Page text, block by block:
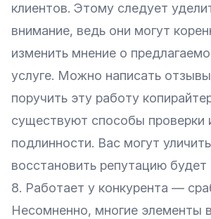
клиентов. Этому следует
внимание, ведь они могут
изменить мнение о
услуге. Можно написать
поручить эту работу
существуют способы проверки
подлинности. Вас могут
восстановить репутацию будет
8. Работает у конкурента —
Несомненно, многие элементы